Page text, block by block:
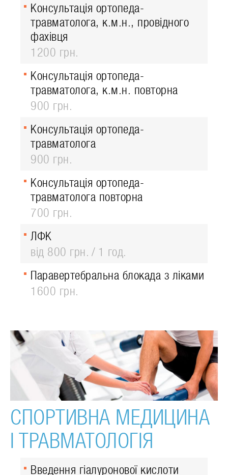
Консультація ортопеда-
травматолога, к.м.н., провідного
фахівця
1200 грн.
Консультація ортопеда-
травматолога, к.м.н. повторна
900 грн.
Консультація ортопеда-
травматолога
900 грн.
Консультація ортопеда-
травматолога повторна
700 грн.
ЛФК
від 800 грн.
1 год.
Паравертебральна блокада з ліками
1600 грн.
СПОРТИВНА МЕДИЦИНА
І ТРАВМАТОЛОГІЯ
Введення гіалуронової кислоти